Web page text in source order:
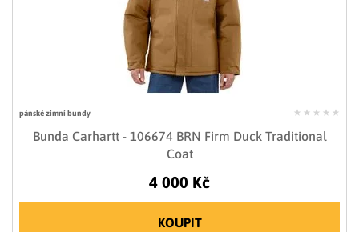
pánské zimní bundy
Bunda Carhartt - 106674 BRN Firm Duck Traditional
Coat
4 000 Kč
KOUPIT